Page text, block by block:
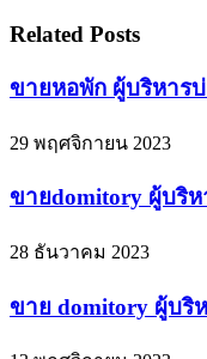
Related Posts
ขายหอพัก ผู้บริหาร
29 พฤศจิกายน 2023
ขายdomitory ผู้บริห
28 ธันวาคม 2023
ขาย domitory ผู้บริ